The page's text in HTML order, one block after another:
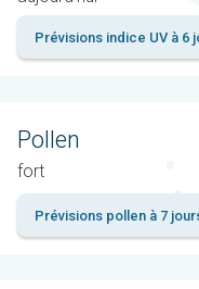
Prévisions indice UV à 6
Pollen
fort
Prévisions pollen à 7